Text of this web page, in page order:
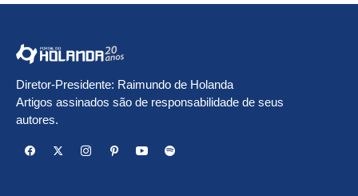
Diretor-Presidente: Raimundo de Holanda
Artigos assinados são de responsabilidade de seus
autores.